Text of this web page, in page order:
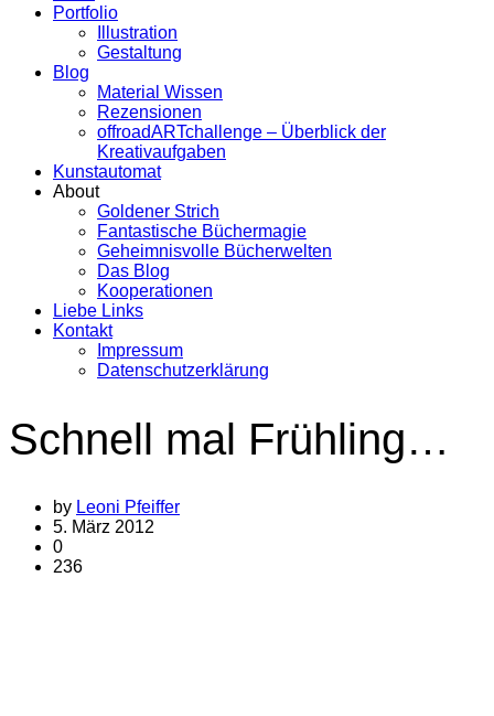
Portfolio
Illustration
Gestaltung
Blog
Material Wissen
Rezensionen
offroadARTchallenge – Überblick der
Kreativaufgaben
Kunstautomat
About
Goldener Strich
Fantastische Büchermagie
Geheimnisvolle Bücherwelten
Das Blog
Kooperationen
Liebe Links
Kontakt
Impressum
Datenschutzerklärung
Schnell mal Frühling…
by Leoni Pfeiffer
5. März 2012
0
236